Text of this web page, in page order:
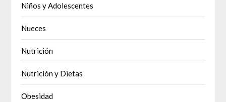
Niños y Adolescentes
Nueces
Nutrición
Nutrición y Dietas
Obesidad